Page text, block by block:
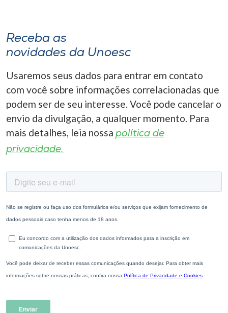
Receba as
novidades da Unoesc
Usaremos seus dados para entrar em contato
com você sobre informações correlacionadas que
podem ser de seu interesse. Você pode cancelar o
envio da divulgação, a qualquer momento. Para
mais detalhes, leia nossa política de
privacidade.